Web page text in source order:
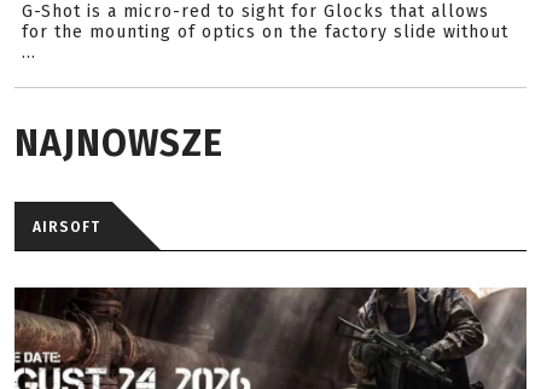
G-Shot is a micro-red to sight for Glocks that allows
for the mounting of optics on the factory slide without
...
NAJNOWSZE
AIRSOFT